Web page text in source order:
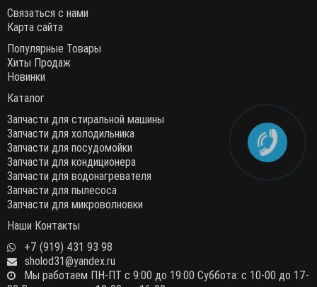
Связаться с нами
Карта сайта
Популярные Товары
Хиты Продаж
Новинки
Каталог
Запчасти для стиральной машины
Запчасти для холодильника
Запчасти для посудомойки
Запчасти для кондиционера
Запчасти для водонагревателя
Запчасти для пылесоса
Запчасти для микроволновки
Наши Контакты
+7 (919) 431 93 98
sholod31@yandex.ru
Мы работаем ПН-ПТ с 9:00 до 19:00 Суббота: с 10-00 до 17-